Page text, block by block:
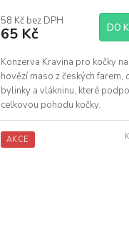
58 Kč bez DPH
65 Kč DO
Konzerva Kravina pro kočky
hovězí maso z českých farem,
bylinky a vlákninu, které
celkovou pohodu kočky.
AKCE